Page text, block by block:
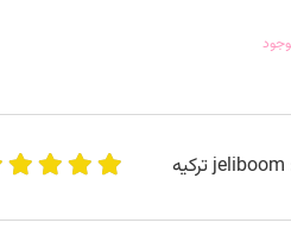
jeliboom ترکیه